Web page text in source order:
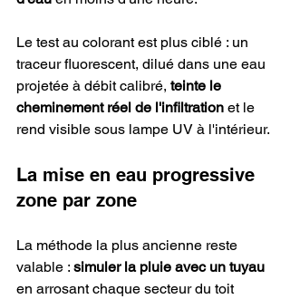
Le test au colorant est plus ciblé : un
traceur fluorescent, dilué dans une eau
projetée à débit calibré, teinte le
cheminement réel de l'infiltration et le
rend visible sous lampe UV à l'intérieur.
La mise en eau progressive
zone par zone
La méthode la plus ancienne reste
valable : simuler la pluie avec un tuyau
en arrosant chaque secteur du toit